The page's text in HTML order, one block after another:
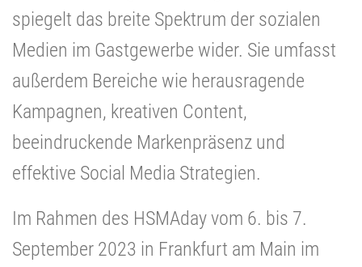
spiegelt das breite Spektrum der sozialen
Medien im Gastgewerbe wider. Sie umfasst
außerdem Bereiche wie herausragende
Kampagnen, kreativen Content,
beeindruckende Markenpräsenz und
effektive Social Media Strategien.
Im Rahmen des HSMAday vom 6. bis 7.
September 2023 in Frankfurt am Main im